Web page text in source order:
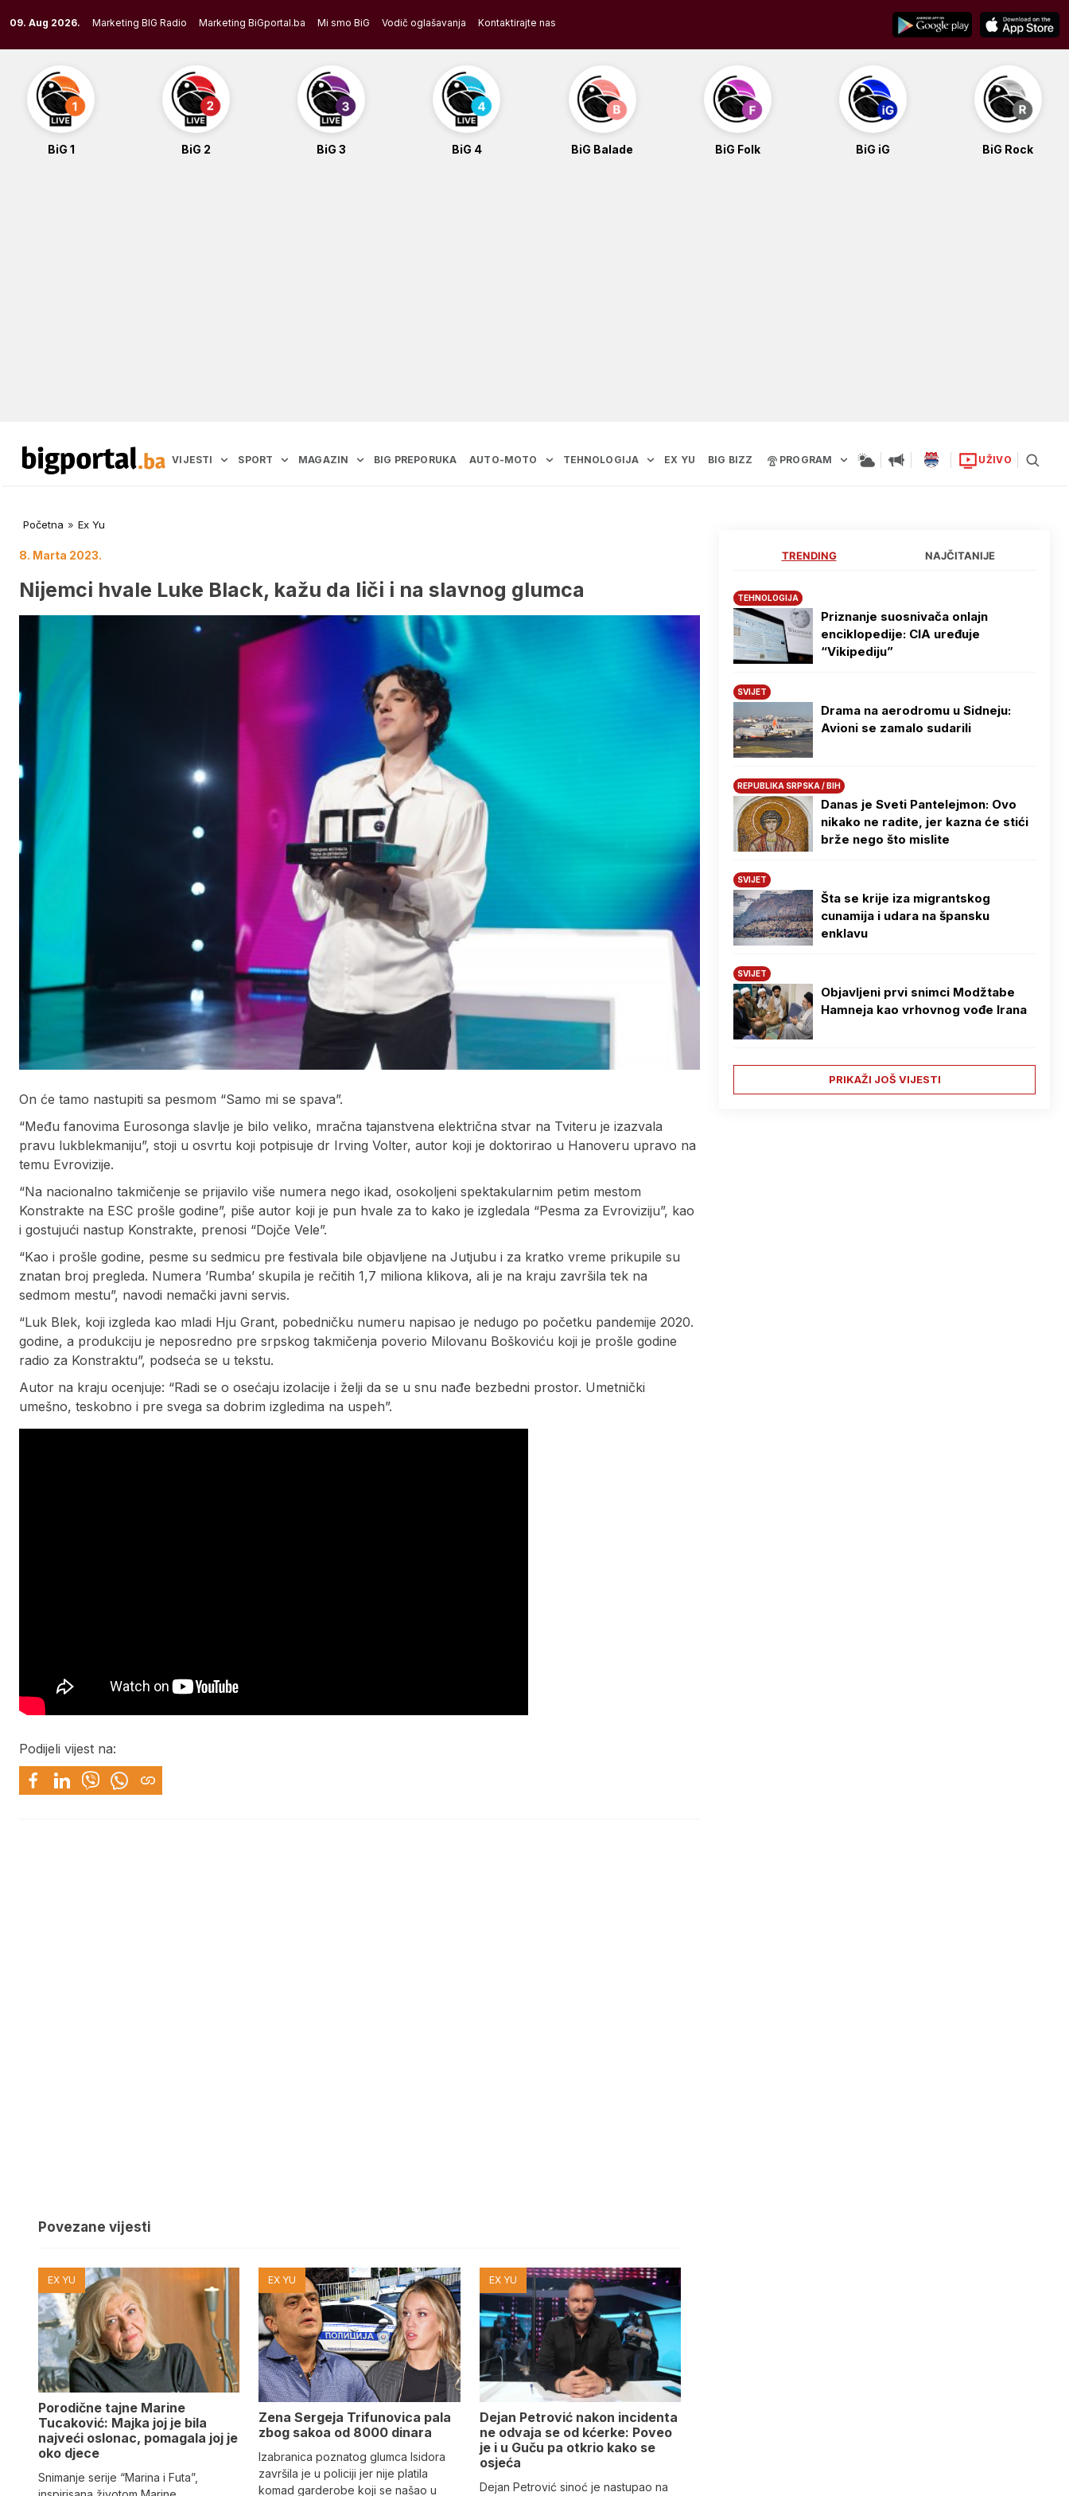
to
content
09. Aug 2026. Marketing BIG Radio Marketing BiGportal.ba Mi smo BiG Vodič oglašavanja Kontaktirajte nas
BiG 1 BiG 2 BiG 3 BiG 4 BiG Balade BiG Folk BiG iG BiG Rock
VIJESTI SPORT MAGAZIN BIG PREPORUKA AUTO-MOTO TEHNOLOGIJA EX YU BIG BIZZ PROGRAM UŽIVO
Početna » Ex Yu
8. Marta 2023.
Nijemci hvale Luke Black, kažu da liči i na slavnog glumca
On će tamo nastupiti sa pesmom “Samo mi se spava”.
“Među fanovima Eurosonga slavlje je bilo veliko, mračna tajanstvena električna stvar na Tviteru je izazvala
pravu lukblekmaniju”, stoji u osvrtu koji potpisuje dr Irving Volter, autor koji je doktorirao u Hanoveru upravo na
temu Evrovizije.
“Na nacionalno takmičenje se prijavilo više numera nego ikad, osokoljeni spektakularnim petim mestom
Konstrakte na ESC prošle godine”, piše autor koji je pun hvale za to kako je izgledala “Pesma za Evroviziju”, kao
i gostujući nastup Konstrakte, prenosi “Dojče Vele”.
“Kao i prošle godine, pesme su sedmicu pre festivala bile objavljene na Jutjubu i za kratko vreme prikupile su
znatan broj pregleda. Numera ’Rumba’ skupila je rečitih 1,7 miliona klikova, ali je na kraju završila tek na
sedmom mestu”, navodi nemački javni servis.
“Luk Blek, koji izgleda kao mladi Hju Grant, pobedničku numeru napisao je nedugo po početku pandemije 2020.
godine, a produkciju je neposredno pre srpskog takmičenja poverio Milovanu Boškoviću koji je prošle godine
radio za Konstraktu”, podseća se u tekstu.
Autor na kraju ocenjuje: “Radi se o osećaju izolacije i želji da se u snu nađe bezbedni prostor. Umetnički
umešno, teskobno i pre svega sa dobrim izgledima na uspeh”.
Podijeli vijest na:
Povezane vijesti
EX YU
Porodične tajne Marine
Tucaković: Majka joj je bila
najveći oslonac, pomagala joj je
oko djece
Snimanje serije “Marina i Futa”,
EX YU
Zena Sergeja Trifunovica pala
zbog sakoa od 8000 dinara
Izabranica poznatog glumca Isidora
završila je u policiji jer nije platila
komad garderobe koji se našao u
EX YU
Dejan Petrović nakon incidenta
ne odvaja se od kćerke: Poveo
je i u Guču pa otkrio kako se
osjeća
Dejan Petrović sinoć je nastupao na
TRENDING NAJČITANIJE
TEHNOLOGIJA
Priznanje suosnivača onlajn
enciklopedije: CIA uređuje
“Vikipediju”
SVIJET
Drama na aerodromu u Sidneju:
Avioni se zamalo sudarili
REPUBLIKA SRPSKA / BIH
Danas je Sveti Pantelejmon: Ovo
nikako ne radite, jer kazna će stići
brže nego što mislite
SVIJET
Šta se krije iza migrantskog
cunamija i udara na špansku
enklavu
SVIJET
Objavljeni prvi snimci Modžtabe
Hamneja kao vrhovnog vođe Irana
PRIKAŽI JOŠ VIJESTI